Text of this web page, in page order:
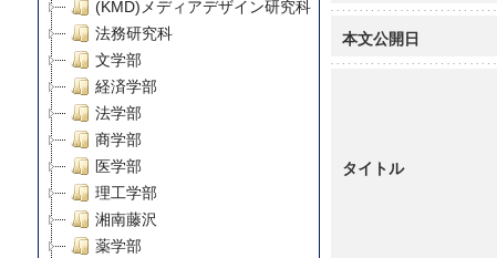
(KMD)メディアデザイン研究科
法務研究科
文学部
経済学部
法学部
商学部
医学部
理工学部
湘南藤沢
薬学部
本文公開日
タイトル